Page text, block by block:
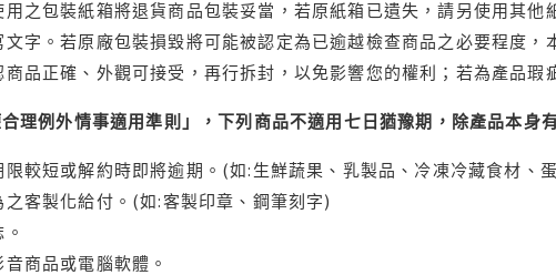
之包裝紙箱將退貨商品包裝妥當，若原紙箱已遺失，請另使用其
文字。若原廠包裝損毀將可能被認定為已逾越檢查商品之必要程度
品正確、外觀可接受，再行拆封，以免影響您的權利；若為產品瑕
理例外情事適用準則」，下列商品不適用七日猶豫期，除產品本身
較短或解約時即將逾期。(如:生鮮蔬果、乳製品、冷凍冷藏食材、
客製化給付。(如:客製印章、鋼筆刻字)
商品或電腦軟體。